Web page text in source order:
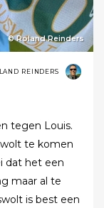
© Roland Reinders
REINDERS
tegen Louis.
te komen
dat het een
maar al te
is best een